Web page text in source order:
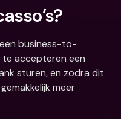
business-to-
accepteren een
sturen, en zodra dit
meer